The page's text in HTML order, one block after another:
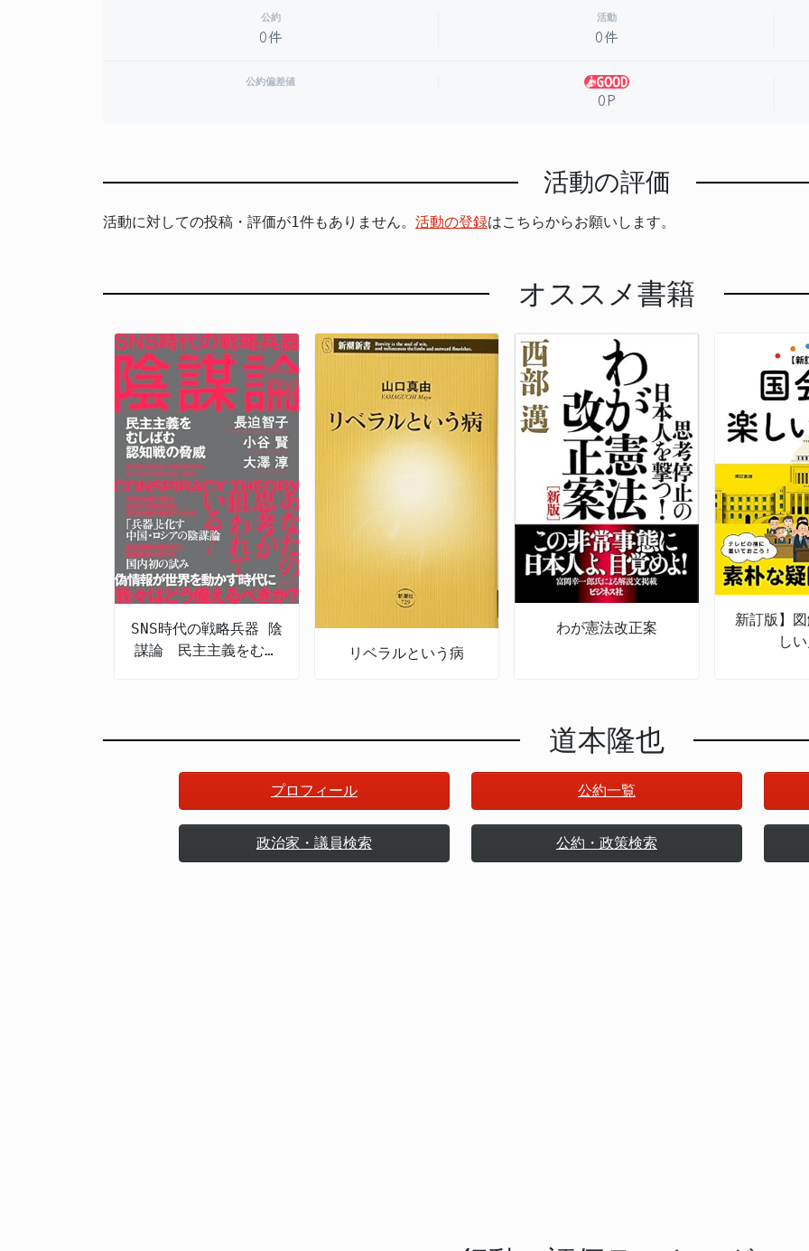
公約
0件
活動
0件
公約偏差値
0P
活動の評価
活動に対しての投稿・評価が1件もありません。 活動の登録はこちらからお願いします。
オススメ書籍
SNS時代の戦略兵器 陰
謀論 民主主義をむし
リベラルという病
わが憲法改正案
新訂版】
し
道本隆也
プロフィール 公約一覧
政治家・議員検索 公約・政策検索